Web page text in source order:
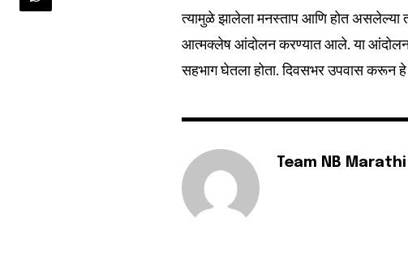
6,300
Fans
त्यामुळे झालेला मनस्ताप आणि होत असलेल्या
आत्मक्लेष आंदोलन करण्यात आले. या
सहभाग घेतला होता. दिवसभर उपवास
Team NB Marathi